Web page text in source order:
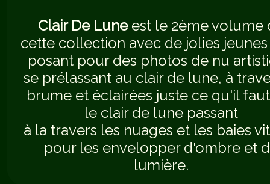
Clair De Luneest le 2ème volume
cette collection avec de jolies
posant pour des photos de nu
se prélassant au clair de lune, à
brume et éclairées juste ce qu'il
le clair de lune passant
à la travers les nuages et les baies
pour les envelopper d'ombre et
lumière.